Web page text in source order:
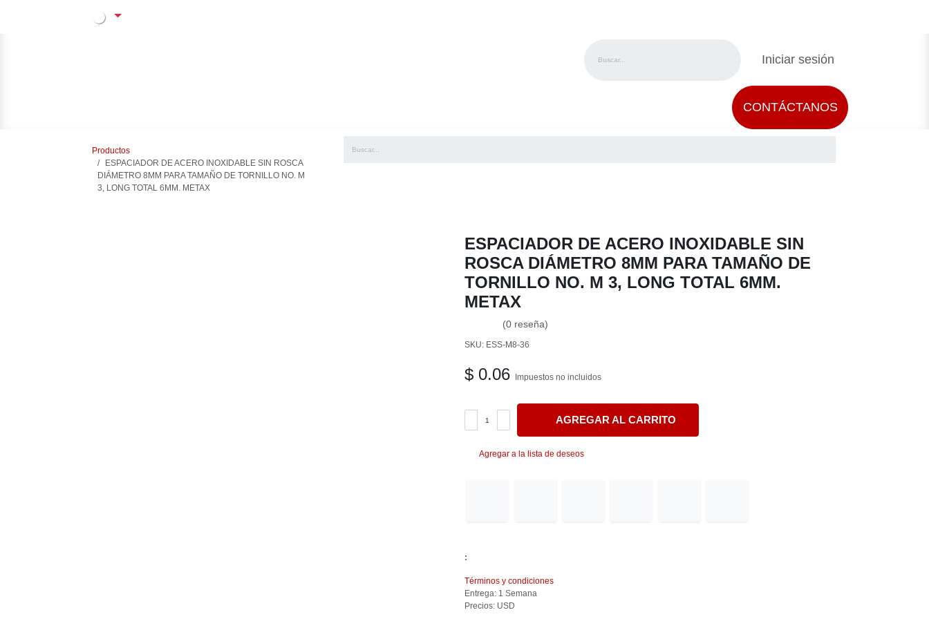
Iniciar sesión
CONTÁCTAN​​OS
Productos
ESPACIADOR DE ACERO INOXIDABLE SIN ROSCA
DIÁMETRO 8MM PARA TAMAÑO DE TORNILLO NO. M 3,
LONG TOTAL 6MM. METAX
ESPACIADOR DE ACERO INOXIDABLE SIN
ROSCA DIÁMETRO 8MM PARA TAMAÑO DE
TORNILLO NO. M 3, LONG TOTAL 6MM.
METAX
(0 reseña)
SKU: ESS-M8-36
$ 0.06 Impuestos no incluidos
AGREGAR AL CARRITO
Agregar a la lista de deseos
:
Términos y condiciones
Entrega: 1 Semana
Precios: USD